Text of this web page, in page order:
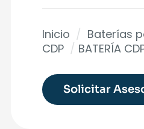
Inicio / Baterías
CDP / BATERÍA
Solicitar